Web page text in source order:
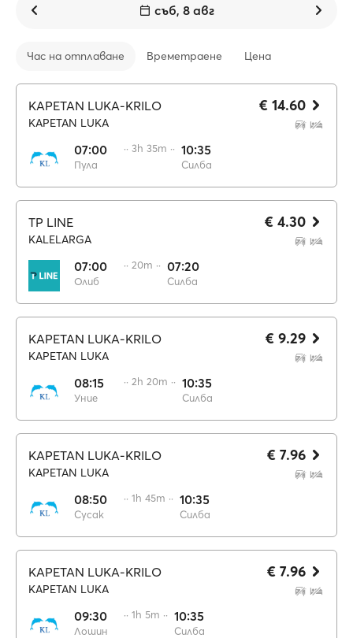
съб, 8 авг
Час на отплаване Времетраене Цена
KAPETAN LUKA-KRILO
KAPETAN LUKA
07:00
Пула
·· 3h 35m ·· 10:35
Силба
€ 14.60
TP LINE
KALELARGA
07:00
Олиб
·· 20m ·· 07:20
Силба
€ 4.30
KAPETAN LUKA-KRILO
KAPETAN LUKA
08:15
Уние
·· 2h 20m ·· 10:35
Силба
€ 9.29
KAPETAN LUKA-KRILO
KAPETAN LUKA
08:50
Сусак
·· 1h 45m ·· 10:35
Силба
€ 7.96
KAPETAN LUKA-KRILO
KAPETAN LUKA
09:30
Лошин
·· 1h 5m ·· 10:35
Силба
€ 7.96